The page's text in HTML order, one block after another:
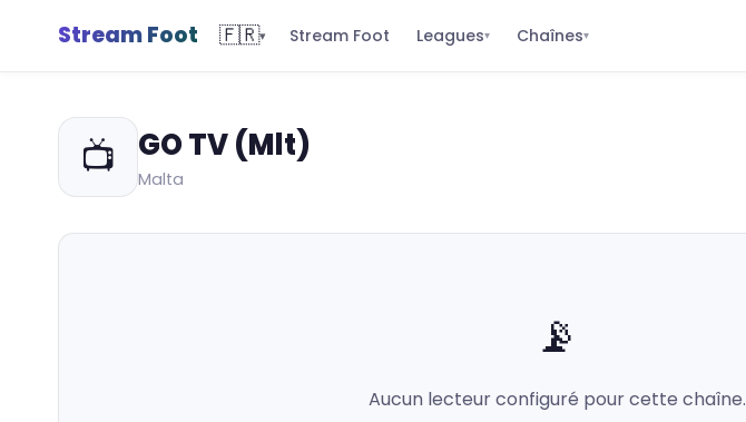
Stream Foot 🇫🇷▾ Stream Foot Leagues▾ Chaînes▾
📺 GO TV (Mlt)
Malta
📡
Aucun lecteur configuré pour cette chaîne.